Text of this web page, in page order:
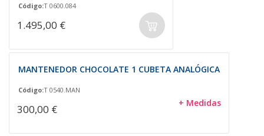
Código:T 0600.084
1.495,00 €
MANTENEDOR CHOCOLATE 1 CUBETA ANALÓGICA
Código:T 0540.MAN
300,00 € + Medidas